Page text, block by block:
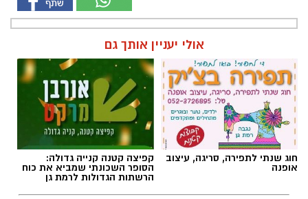
אולי יעניין אותך גם
חוג שנתי לתפירה, סריגה, עיצוב
אופנה
קפיצה קטנה קנייה גדולה:
הסופר השכונתי שמביא את כוח
הרשתות הגדולות לרמת גן